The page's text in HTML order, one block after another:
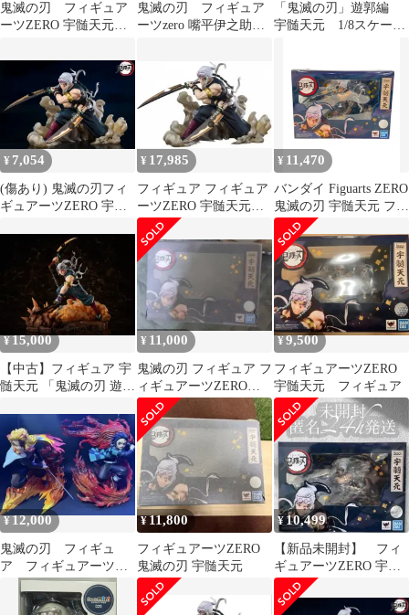
鬼滅の刃 フィギュア
ーツZERO 宇髄天元・
鬼滅の刃 フィギュア
ーツzero 嘴平伊之助
「鬼滅の刃」遊郭編
宇髄天元 1/8スケール
¥ 7,054
(傷あり) 鬼滅の刃フィ
ギュアーツZERO 宇髄
¥ 17,985
フィギュア フィギュア
ーツZERO 宇髄天元
「鬼滅の刃」【10日以
内発送】
¥ 11,470
バンダイ Figuarts ZERO
鬼滅の刃 宇髄天元 フィ
ギュア
¥15,000
【中古】フィギュア 宇
髄天元 「鬼滅の刃 遊郭
塗装済み完成品
ANIPLEX+限定
¥ 11,000
鬼滅の刃 フィギュア フ
ィギュアーツZERO
フィギュアーツゼロ
宇髄天元
¥9,500
フィギュアーツZERO
宇髄天元 フィギュア
¥12,000
鬼滅の刃 フィギュ
ア フィギュアーツ
ZERO 竈門炭治郎 煉
獄杏寿郎 まとめ売り
¥11,800
フィギュアーツZERO
鬼滅の刃 宇髄天元
¥ 10,499
【新品未開封】 フィ
ギュアーツZERO 宇髄
天元